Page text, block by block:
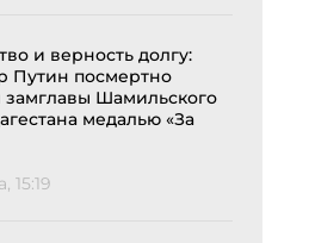
и верность долгу:
Путин посмертно
замглавы Шамильского
медалью «За
15:19